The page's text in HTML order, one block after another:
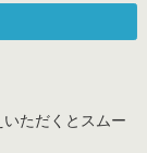
いただくとスムー